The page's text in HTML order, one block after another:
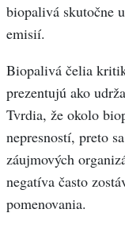
biopalivá skutočne
emisií.
Biopalivá čelia
prezentujú ako
Tvrdia, že okolo
nepresností, preto
záujmových
negatíva často
pomenovania.